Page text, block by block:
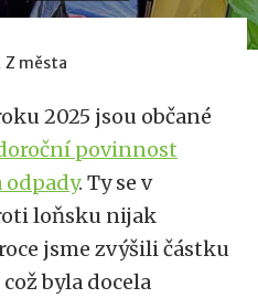
Z města
2025 jsou občané
povinnost
. Ty se v
loňsku nijak
jsme zvýšili částku
byla docela